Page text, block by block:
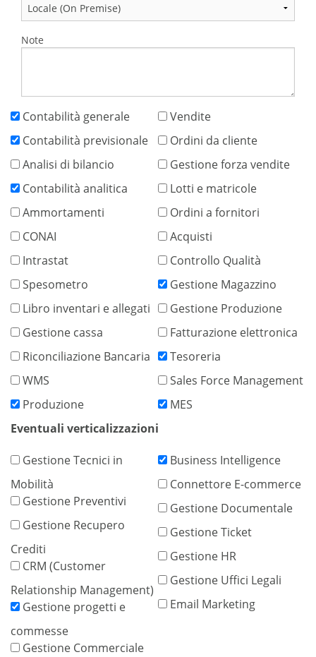
Note
Contabilità generale
Contabilità previsionale
Analisi di bilancio
Contabilità analitica
Ammortamenti
CONAI
Intrastat
Spesometro
Libro inventari e allegati
Gestione cassa
Riconciliazione Bancaria
WMS
Produzione
Vendite
Ordini da cliente
Gestione forza vendite
Lotti e matricole
Ordini a fornitori
Acquisti
Controllo Qualità
Gestione Magazzino
Gestione Produzione
Fatturazione elettronica
Tesoreria
Sales Force Management
MES
Eventuali verticalizzazioni
Gestione Tecnici in
Mobilità
Gestione Preventivi
Gestione Recupero
Crediti
CRM (Customer
Relationship Management)
Gestione progetti e
commesse
Gestione Commerciale
Business Intelligence
Connettore E-commerce
Gestione Documentale
Gestione Ticket
Gestione HR
Gestione Uffici Legali
Email Marketing